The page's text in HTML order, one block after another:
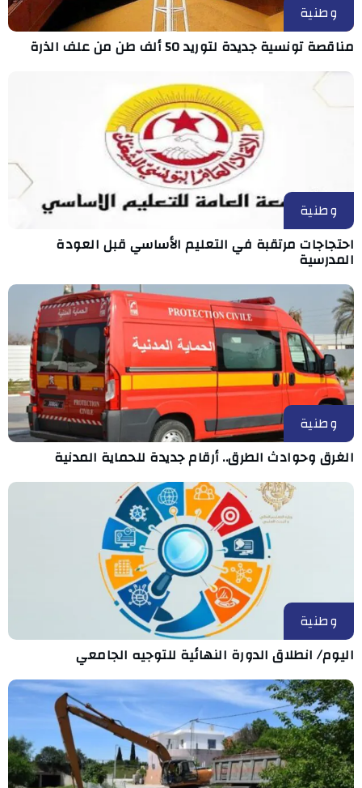
وطنية
مناقصة تونسية جديدة لتوريد 50 ألف طن من علف الذرة
وطنية
احتجاجات مرتقبة في التعليم الأساسي قبل العودة
المدرسية
وطنية
الغرق وحوادث الطرق.. أرقام جديدة للحماية المدنية
وطنية
اليوم/ انطلاق الدورة النهائية للتوجيه الجامعي